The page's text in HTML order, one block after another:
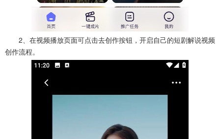
2、在视频播放页面可点击去创作按钮，开启自己的短剧解说视频
创作流程。